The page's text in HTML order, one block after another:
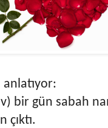
bir gün sabah
çıktı.